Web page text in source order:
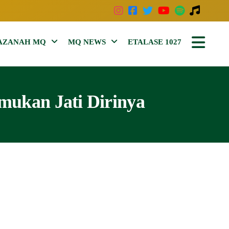
MQ MQ NEWS ETALASE 1027
Jati Dirinya